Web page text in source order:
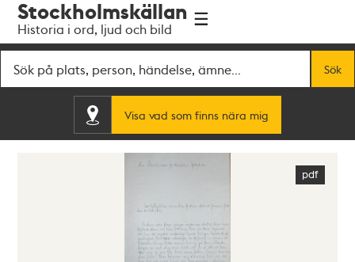
navigationen
huvudinnehållet
Stockholmskällan
Historia i ord, ljud och bild
Sök
Visa vad som finns nära mig